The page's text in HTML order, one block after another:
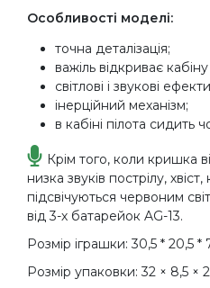
Особливості моделі:
точна деталізація;
важіль відкриває
світлові і звукові
інерційний механізм;
в кабіні пілота сидить
Крім того, коли кришка
низка звуків пострілу,
підсвічуються червоним
від 3-х батарейок AG-13.
Розмір іграшки: 30,5 * 20,5 *
Розмір упаковки: 32 × 8,5 ×